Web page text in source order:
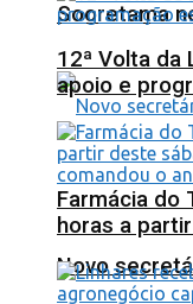
Sooretama
Novo
12ª Volta da
apoio e
Farmácia do
horas a